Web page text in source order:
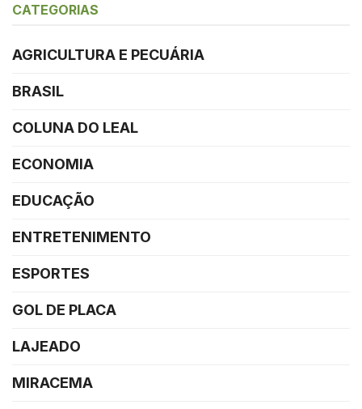
CATEGORIAS
AGRICULTURA E PECUÁRIA
BRASIL
COLUNA DO LEAL
ECONOMIA
EDUCAÇÃO
ENTRETENIMENTO
ESPORTES
GOL DE PLACA
LAJEADO
MIRACEMA